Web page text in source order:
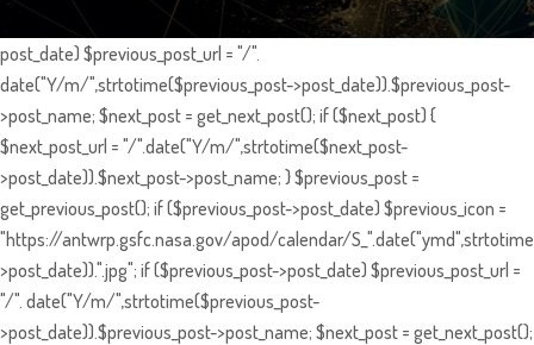
post_date) $previous_post_url = "/".
date("Y/m/",strtotime($previous_post->post_date)).$previous_post-
>post_name; $next_post = get_next_post(); if ($next_post) {
$next_post_url = "/".date("Y/m/",strtotime($next_post-
>post_date)).$next_post->post_name; } $previous_post =
get_previous_post(); if ($previous_post->post_date) $previous_icon =
"https://antwrp.gsfc.nasa.gov/apod/calendar/
>post_date)).".jpg"; if ($previous_post->post_date) $previous_post_url =
"/". date("Y/m/",strtotime($previous_post-
>post_date)).$previous_post->post_name; $next_post = get_next_post();